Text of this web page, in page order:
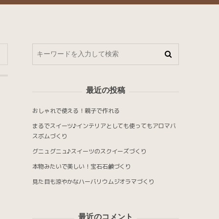
最近の投稿
おしゃれで使える！親子で作れる
まるでスイーツ♪インテリアとしても使ってもアロマバ
スボムづくり
グニュグニュ♪スイーツのスクイーズづくり
本物みたいで美しい！宝石石鹸づくり
見た目も涼やかなハーバリウムジオラマづくり